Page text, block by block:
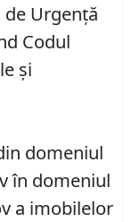
Urgență
Codul
și
domeniul
în domeniul
a imobilelor